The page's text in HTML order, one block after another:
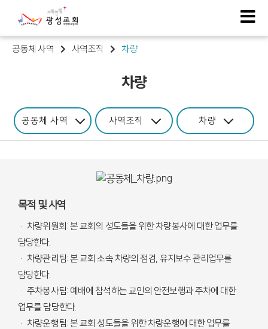
공동체 사역 사역조직 차량
차량
공동체 사역 사역조직 차량
목적 및 사역
· 차량위원회: 본 교회의 성도들을 위한 차량봉사에 대한 업무를
담당한다.
· 차량관리팀: 본 교회 소속 차량의 점검, 유지보수 관리업무를
담당한다.
· 주차봉사팀: 예배에 참석하는 교인의 안전보행과 주차에 대한
업무를 담당한다.
· 차량운행팀: 본 교회 성도들을 위한 차량운행에 대한 업무를